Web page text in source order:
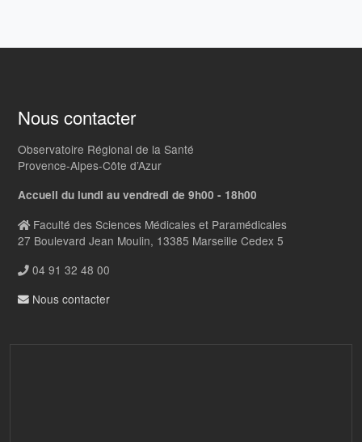
Nous contacter
Observatoire Régional de la Santé
Provence-Alpes-Côte d’Azur
Accueil du lundi au vendredi de 9h00 - 18h00
Faculté des Sciences Médicales et Paramédicales
27 Boulevard Jean Moulin, 13385 Marseille Cedex 5
04 91 32 48 00
Nous contacter